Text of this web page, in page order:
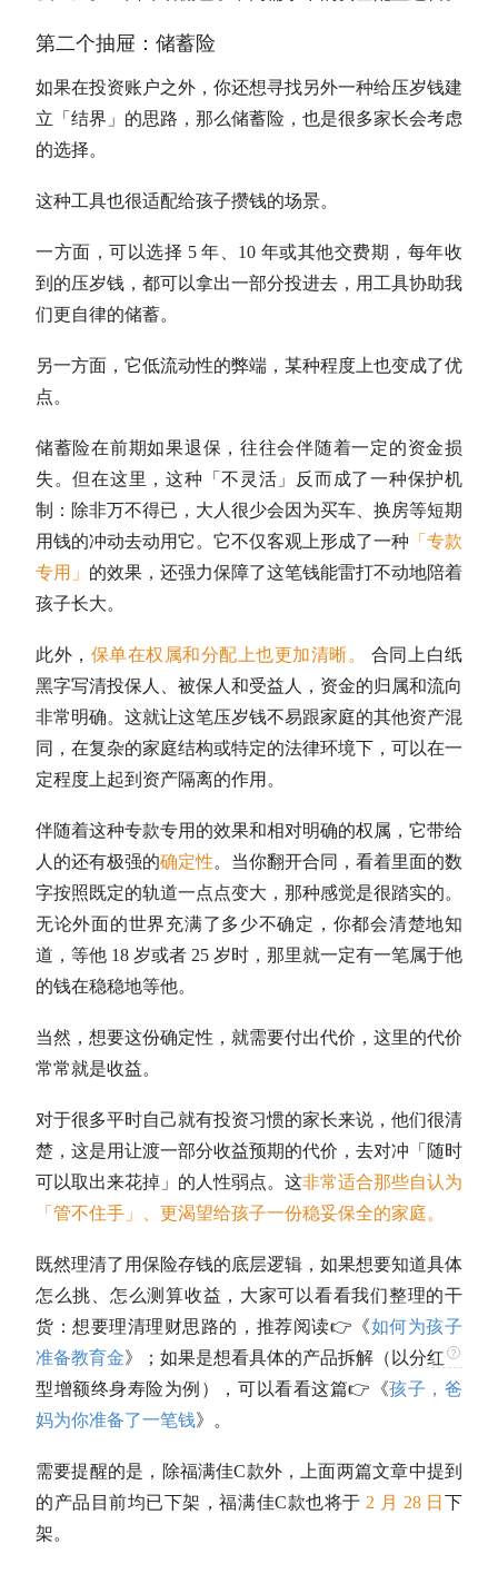
第二个抽屉：储蓄险
如果在投资账户之外，你还想寻找另外一种给压岁钱建
立「结界」的思路，那么储蓄险，也是很多家长会考虑
的选择。
这种工具也很适配给孩子攒钱的场景。
一方面，可以选择 5 年、10 年或其他交费期，每年收
到的压岁钱，都可以拿出一部分投进去，用工具协助我
们更自律的储蓄。
另一方面，它低流动性的弊端，某种程度上也变成了优
点。
储蓄险在前期如果退保，往往会伴随着一定的资金损
失。但在这里，这种「不灵活」反而成了一种保护机
制：除非万不得已，大人很少会因为买车、换房等短期
用钱的冲动去动用它。它不仅客观上形成了一种 「专款
专用」 的效果，还强力保障了这笔钱能雷打不动地陪着
孩子长大。
此外， 保单在权属和分配上也更加清晰。 合同上白纸
黑字写清投保人、被保人和受益人，资金的归属和流向
非常明确。这就让这笔压岁钱不易跟家庭的其他资产混
同，在复杂的家庭结构或特定的法律环境下，可以在一
定程度上起到资产隔离的作用。
伴随着这种专款专用的效果和相对明确的权属，它带给
人的还有极强的确定性。当你翻开合同，看着里面的数
字按照既定的轨道一点点变大，那种感觉是很踏实的。
无论外面的世界充满了多少不确定，你都会清楚地知
道，等他 18 岁或者 25 岁时，那里就一定有一笔属于他
的钱在稳稳地等他。
当然，想要这份确定性，就需要付出代价，这里的代价
常常就是收益。
对于很多平时自己就有投资习惯的家长来说，他们很清
楚，这是用让渡一部分收益预期的代价，去对冲「随时
可以取出来花掉」的人性弱点。这非常适合那些自认为
「管不住手」、更渴望给孩子一份稳妥保全的家庭。
既然理清了用保险存钱的底层逻辑，如果想要知道具体
怎么挑、怎么测算收益，大家可以看看我们整理的干
货：想要理清理财思路的，推荐阅读👉《如何为孩子
准备教育金》；如果是想看具体的产品拆解（以分红
型增额终身寿险为例），可以看看这篇👉《孩子，爸
妈为你准备了一笔钱》。
需要提醒的是， 除福满佳C款外 ，上面两篇文章中提到
的产品目前均已下架，福满佳C款也将于 2 月 28 日下
架。